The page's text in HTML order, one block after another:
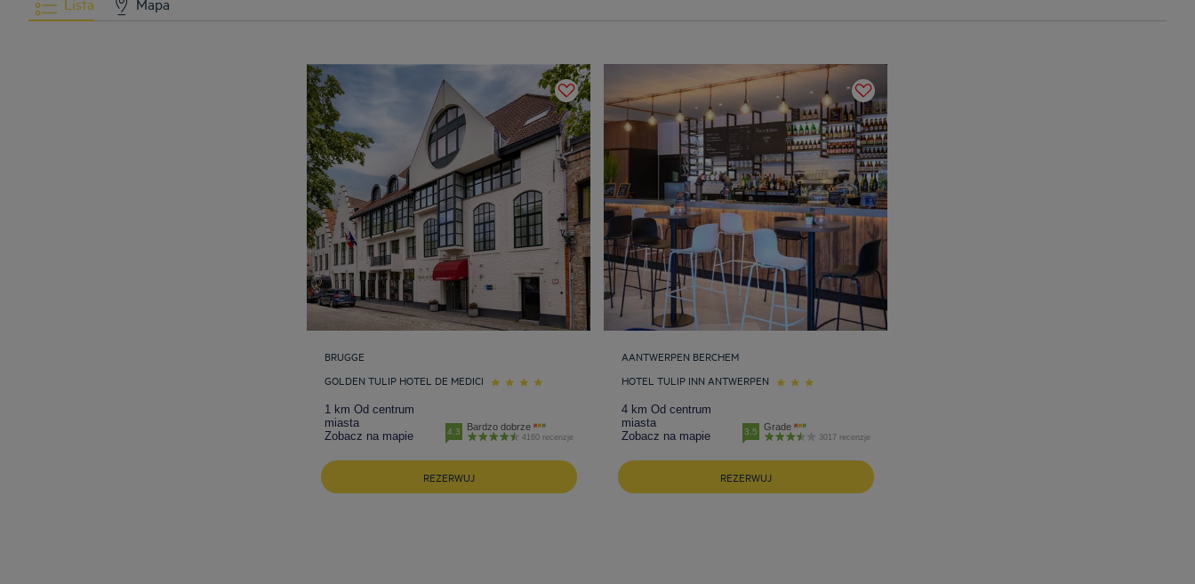
BRUGGE
GOLDEN TULIP HOTEL DE MEDICI
1 km Od centrum
miasta
Zobacz na mapie
4.3 Bardzo dobrze
4160 recenzje
REZERWUJ
AANTWERPEN BERCHEM
HOTEL TULIP INN ANTWERPEN
4 km Od centrum
miasta
Zobacz na mapie
3.5 Grade
3017 recenzje
REZERWUJ